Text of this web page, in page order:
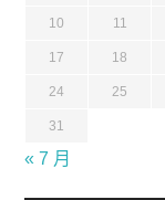
10 11
17 18
24 25
31
« 7 月